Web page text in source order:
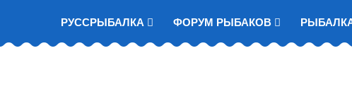
РУССРЫБАЛКА ФОРУМ РЫБАКОВ